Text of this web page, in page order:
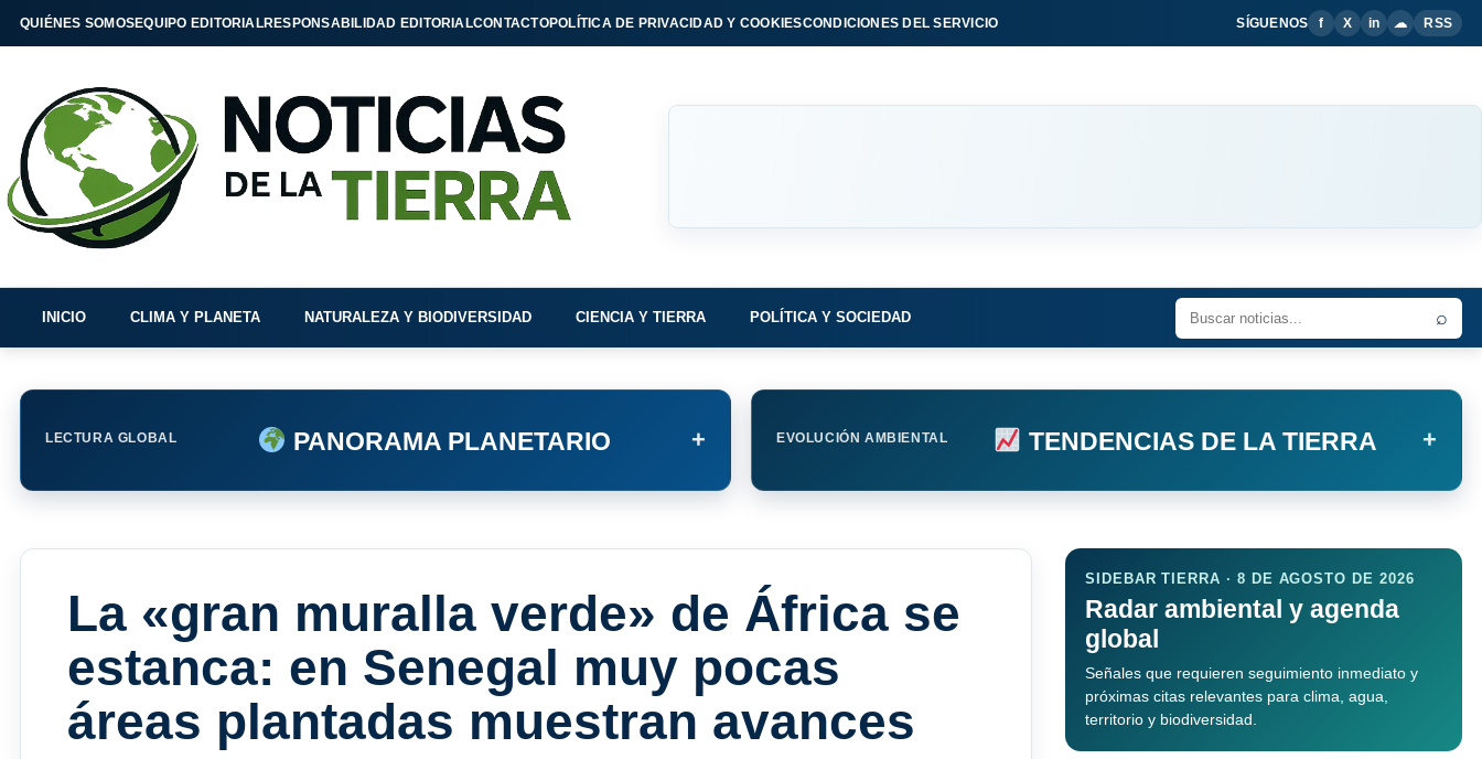
QUIÉNES SOMOSEQUIPO EDITORIALRESPONSABILIDAD EDITORIALCONTACTOPOLÍTICA DE PRIVACIDAD Y COOKIESCONDICIONES DEL SERVICIO SÍGUENOS f X in ☁ RSS
INICIO CLIMA Y PLANETA NATURALEZA Y BIODIVERSIDAD CIENCIA Y TIERRA POLÍTICA Y SOCIEDAD ⌕
LECTURA GLOBAL PANORAMA PLANETARIO + EVOLUCIÓN AMBIENTAL TENDENCIAS DE LA TIERRA +
La «gran muralla verde» de África se
estanca: en Senegal muy pocas
áreas plantadas muestran avances
SIDEBAR TIERRA · 8 DE AGOSTO DE 2026
Radar ambiental y agenda
global
Señales que requieren seguimiento inmediato y
próximas citas relevantes para clima, agua,
territorio y biodiversidad.